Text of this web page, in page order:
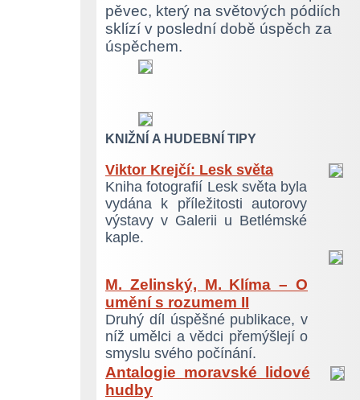
pěvec, který na světových pódiích
sklízí v poslední době úspěch za
úspěchem.
KNIŽNÍ A HUDEBNÍ TIPY
Viktor Krejčí: Lesk světa
Kniha fotografií Lesk světa byla
vydána k příležitosti autorovy
výstavy v Galerii u Betlémské
kaple.
M. Zelinský, M. Klíma – O
umění s rozumem II
Druhý díl úspěšné publikace, v
níž umělci a vědci přemýšlejí o
smyslu svého počínání.
Antalogie moravské lidové
hudby